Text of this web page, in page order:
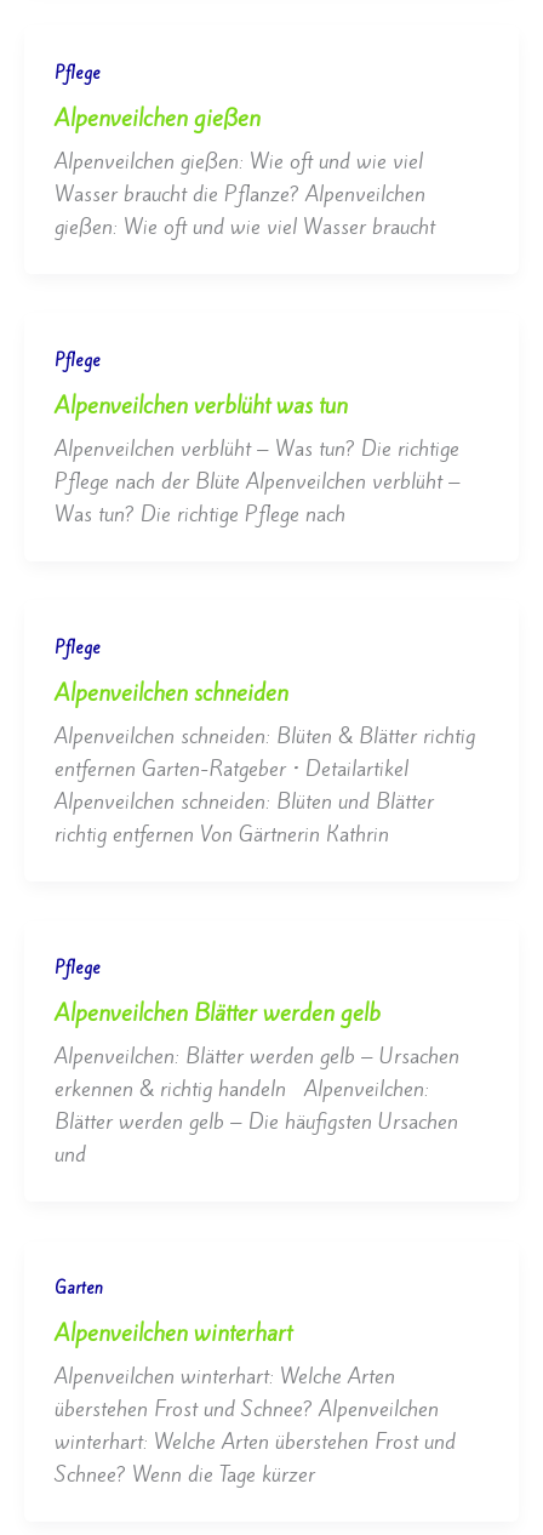
Pflege
Alpenveilchen gießen
Alpenveilchen gießen: Wie oft und wie viel
Wasser braucht die Pflanze? Alpenveilchen
gießen: Wie oft und wie viel Wasser braucht
Pflege
Alpenveilchen verblüht was tun
Alpenveilchen verblüht – Was tun? Die richtige
Pflege nach der Blüte Alpenveilchen verblüht –
Was tun? Die richtige Pflege nach
Pflege
Alpenveilchen schneiden
Alpenveilchen schneiden: Blüten & Blätter richtig
entfernen Garten-Ratgeber • Detailartikel
Alpenveilchen schneiden: Blüten und Blätter
richtig entfernen Von Gärtnerin Kathrin
Pflege
Alpenveilchen Blätter werden gelb
Alpenveilchen: Blätter werden gelb – Ursachen
erkennen & richtig handeln Alpenveilchen:
Blätter werden gelb – Die häufigsten Ursachen
und
Garten
Alpenveilchen winterhart
Alpenveilchen winterhart: Welche Arten
überstehen Frost und Schnee? Alpenveilchen
winterhart: Welche Arten überstehen Frost und
Schnee? Wenn die Tage kürzer